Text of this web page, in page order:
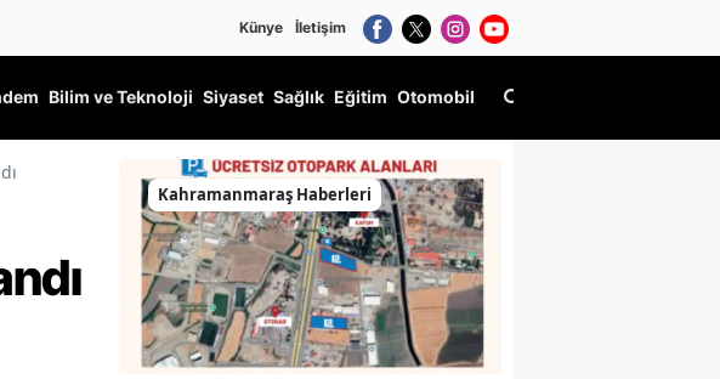
Künye İletişim
Bilim ve Teknoloji Siyaset Sağlık Eğitim Otomobil
Kahramanmaraş Haberleri